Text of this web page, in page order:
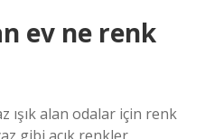
ev ne renk
ışık alan odalar için renk